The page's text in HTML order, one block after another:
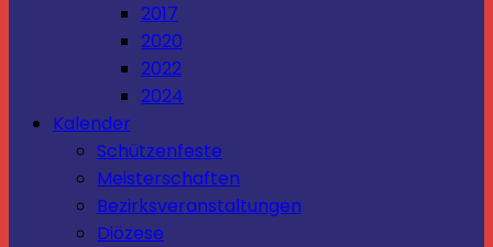
2017
2020
2022
2024
Kalender
Schützenfeste
Meisterschaften
Bezirksveranstaltungen
Diözese